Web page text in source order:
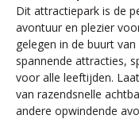
Dit attractiepark is de
avontuur en plezier
gelegen in de buurt
spannende attracties,
voor alle leeftijden.
van razendsnelle
andere opwindende